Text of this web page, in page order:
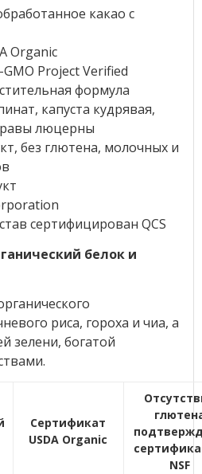
какао с
Organic
Project Verified
формула
капуста кудрявая,
люцерны
без глютена, молочных и
сертифицирован QCS
белок и
риса, гороха и чиа, а
зелени, богатой
Сертификат
USDA Organic
NSF